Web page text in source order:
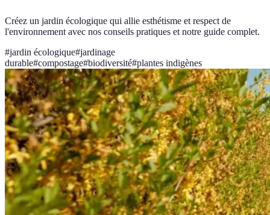
Créez un jardin écologique qui allie esthétisme et respect de
l'environnement avec nos conseils pratiques et notre guide complet.
#jardin écologique#jardinage
durable#compostage#biodiversité#plantes indigènes